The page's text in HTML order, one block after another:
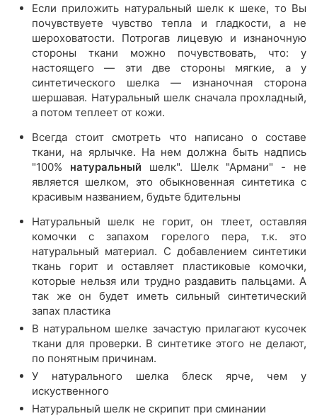
Если приложить натуральный шелк к шеке, то Вы
почувствуете чувство тепла и гладкости, а не
шероховатости. Потрогав лицевую и изнаночную
стороны ткани можно почувствовать, что: у
настоящего — эти две стороны мягкие, а у
синтетического шелка — изнаночная сторона
шершавая. Натуральный шелк сначала прохладный,
а потом теплеет от кожи.
Всегда стоит смотреть что написано о составе
ткани, на ярлычке. На нем должна быть надпись
"100% натуральный шелк". Шелк "Армани" - не
является шелком, это обыкновенная синтетика с
красивым названием, будьте бдительны
Натуральный шелк не горит, он тлеет, оставляя
комочки с запахом горелого пера, т.к. это
натуральный материал. С добавлением синтетики
ткань горит и оставляет пластиковые комочки,
которые нельзя или трудно раздавить пальцами. А
так же он будет иметь сильный синтетический
запах пластика
В натуральном шелке зачастую прилагают кусочек
ткани для проверки. В синтетике этого не делают,
по понятным причинам.
У натурального шелка блеск ярче, чем у
искуственного
Натуральный шелк не скрипит при сминании